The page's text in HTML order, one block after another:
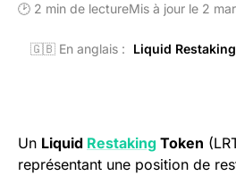
🕑 2 min de lectureMis à jour le 2
🇬🇧 En anglais : Liquid
Un Liquid Restaking Token
représentant une position de